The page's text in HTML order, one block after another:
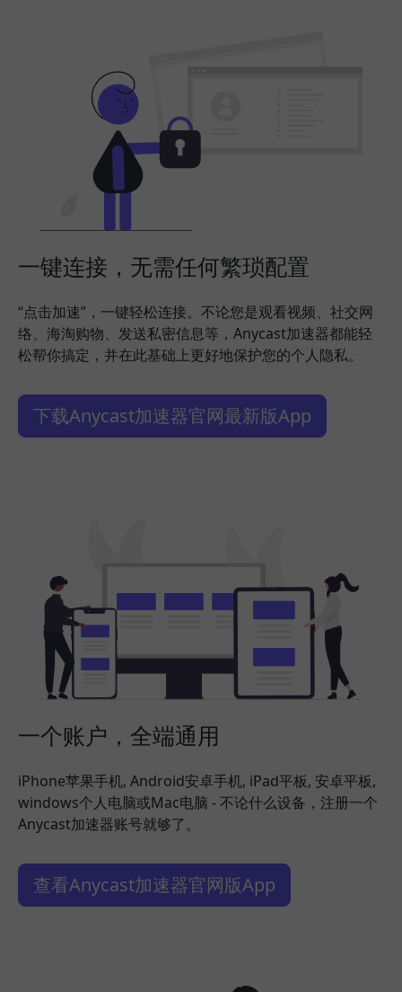
一键连接，无需任何繁琐配置
“点击加速”，一键轻松连接。不论您是观看视频、社交网
络、海淘购物、发送私密信息等，Anycast加速器都能轻
松帮你搞定，并在此基础上更好地保护您的个人隐私。
下载Anycast加速器官网最新版App
一个账户，全端通用
iPhone苹果手机, Android安卓手机, iPad平板, 安卓平板,
windows个人电脑或Mac电脑 - 不论什么设备，注册一个
Anycast加速器账号就够了。
查看Anycast加速器官网版App